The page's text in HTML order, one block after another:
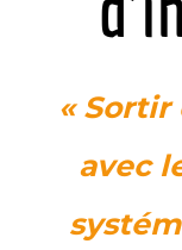
« Sortir
avec